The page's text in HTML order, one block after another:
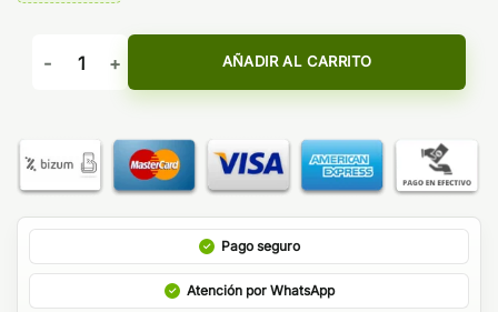
Aroma Don Juan Churro 15ml/60 Longfill - Kings Crest
AÑADIR AL CARRITO
Pago seguro
Atención por WhatsApp